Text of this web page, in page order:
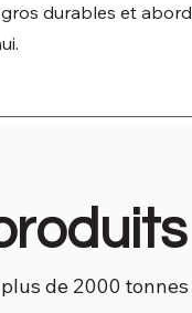
durables et
de 2000 tonnes